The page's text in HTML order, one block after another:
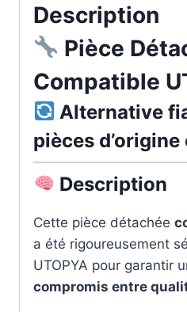
Description
Pièce
Compatible
Alternative
pièces
Description
Cette pièce détachée
a été rigoureusement
UTOPYA pour garantir
compromis entre